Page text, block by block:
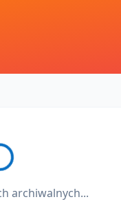
archiwalnych...